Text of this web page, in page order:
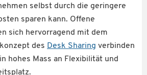
selbst durch die geringere
sparen kann. Offene
sich hervorragend mit dem
des Desk Sharing verbinden
hohes Mass an Flexibilität und